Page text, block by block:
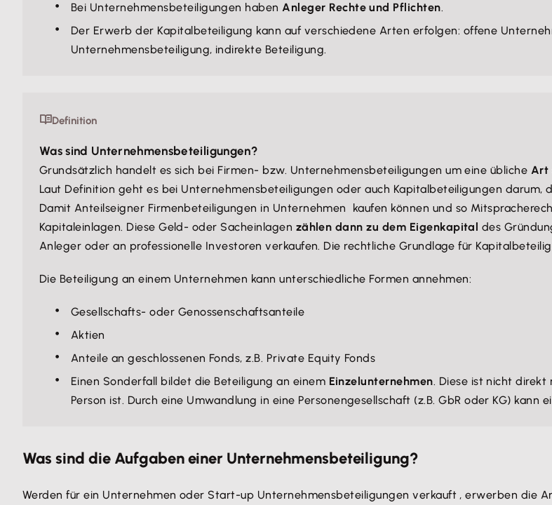
Bei Unternehmensbeteiligungen habenAnleger Rechte und Pflichten.
Der Erwerb der Kapitalbeteiligung kann auf verschiedene Arten erfolgen: offene
Unternehmensbeteiligung, indirekte Beteiligung.
Definition
Was sind Unternehmensbeteiligungen?
Grundsätzlich handelt es sich bei Firmen- bzw. Unternehmensbeteiligungen um eine übliche Art
Laut Definition geht es bei Unternehmensbeteiligungen oder auch Kapitalbeteiligungen darum,
Damit Anteilseigner Firmenbeteiligungen in Unternehmen kaufen können und so
Kapitaleinlagen. Diese Geld- oder Sacheinlagen zählen dann zu dem Eigenkapital des
Anleger oder an professionelle Investoren verkaufen. Die rechtliche Grundlage für
Die Beteiligung an einem Unternehmen kann unterschiedliche Formen annehmen:
Gesellschafts- oder Genossenschaftsanteile
Aktien
Anteile an geschlossenen Fonds, z.B. Private Equity Fonds
Einen Sonderfall bildet die Beteiligung an einem Einzelunternehmen. Diese ist nicht direkt
Person ist. Durch eine Umwandlung in eine Personengesellschaft (z.B. GbR oder KG)
Was sind die Aufgaben einer Unternehmensbeteiligung?
Werden für ein Unternehmen oder Start-up Unternehmensbeteiligungen verkauft , erwerben die